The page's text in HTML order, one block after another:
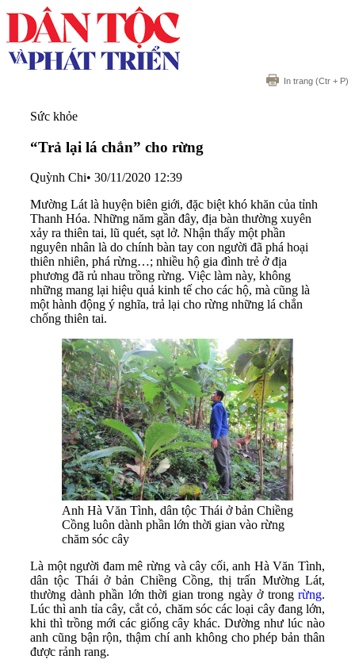
In trang (Ctr + P)
Sức khỏe
“Trả lại lá chắn” cho rừng
Quỳnh Chi• 30/11/2020 12:39
Mường Lát là huyện biên giới, đặc biệt khó khăn của tỉnh
Thanh Hóa. Những năm gần đây, địa bàn thường xuyên
xảy ra thiên tai, lũ quét, sạt lở. Nhận thấy một phần
nguyên nhân là do chính bàn tay con người đã phá hoại
thiên nhiên, phá rừng…; nhiều hộ gia đình trẻ ở địa
phương đã rủ nhau trồng rừng. Việc làm này, không
những mang lại hiệu quả kinh tế cho các hộ, mà cũng là
một hành động ý nghĩa, trả lại cho rừng những lá chắn
chống thiên tai.
Anh Hà Văn Tình, dân tộc Thái ở bản Chiềng
Cồng luôn dành phần lớn thời gian vào rừng
chăm sóc cây
Là một người đam mê rừng và cây cối, anh Hà Văn Tình,
dân tộc Thái ở bản Chiềng Cồng, thị trấn Mường Lát,
thường dành phần lớn thời gian trong ngày ở trong rừng.
Lúc thì anh tỉa cây, cắt cỏ, chăm sóc các loại cây đang lớn,
khi thì trồng mới các giống cây khác. Dường như lúc nào
anh cũng bận rộn, thậm chí anh không cho phép bản thân
được rảnh rang.